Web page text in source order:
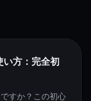
注目
方：完全初
すか？この初心